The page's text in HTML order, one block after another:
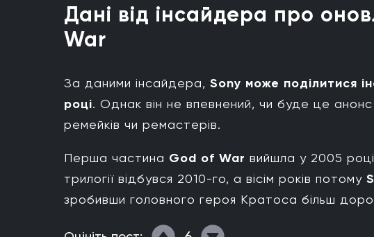
Дані від інсайдера про
War
За даними інсайдера, Sony може поділитися
році. Однак він не впевнений, чи буде це
ремейків чи ремастерів.
Перша частина God of War вийшла у 2005
трилогії відбувся 2010-го, а вісім років потому
зробивши головного героя Кратоса більш